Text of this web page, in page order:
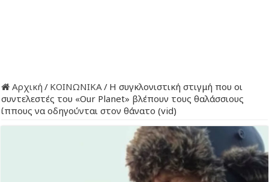
Αρχική / ΚΟΙΝΩΝΙΚΑ/ Η συγκλονιστική στιγμή που οι
συντελεστές του «Our Planet» βλέπουν τους θαλάσσιους
ίππους να οδηγούνται στον θάνατο (vid)